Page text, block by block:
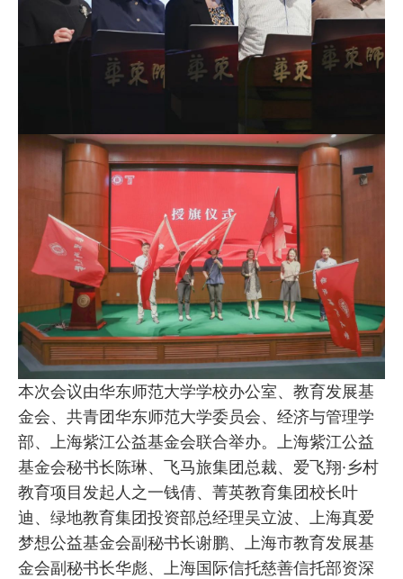
本次会议由华东师范大学学校办公室、教育发展基
金会、共青团华东师范大学委员会、经济与管理学
部、上海紫江公益基金会联合举办。上海紫江公益
基金会秘书长陈琳、飞马旅集团总裁、爱飞翔·乡村
教育项目发起人之一钱倩、菁英教育集团校长叶
迪、绿地教育集团投资部总经理吴立波、上海真爱
梦想公益基金会副秘书长谢鹏、上海市教育发展基
金会副秘书长华彪、上海国际信托慈善信托部资深